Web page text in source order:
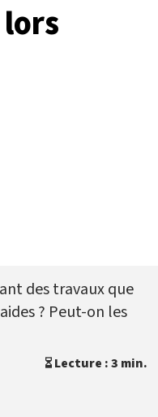
des travaux que
? Peut-on les
Lecture : 3 min.